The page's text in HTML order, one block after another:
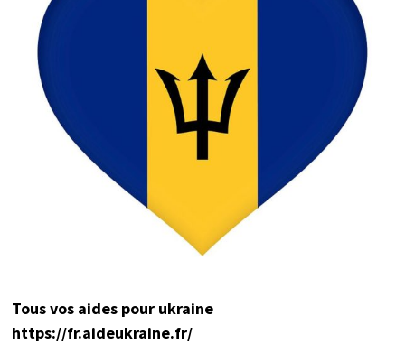
Tous vos aides pour ukraine
https://fr.aideukraine.fr/